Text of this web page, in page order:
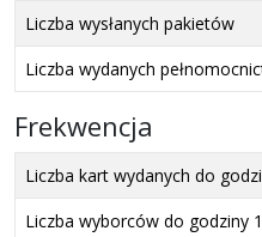
Liczba wysłanych pakietów
Liczba wydanych
Frekwencja
Liczba kart wydanych do
Liczba wyborców do godziny